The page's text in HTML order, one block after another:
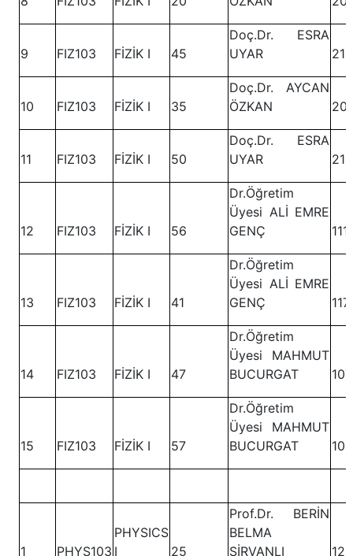
9 FIZ103 FİZİK I 45
Doç.Dr. ESRA
UYAR
212
10 FIZ103 FİZİK I 35
Doç.Dr. AYCAN
ÖZKAN
201
11 FIZ103 FİZİK I 50
Doç.Dr. ESRA
UYAR
212
12 FIZ103 FİZİK I 56
Dr.Öğretim
Üyesi ALİ EMRE
GENÇ
111
13 FIZ103 FİZİK I 41
Dr.Öğretim
Üyesi ALİ EMRE
GENÇ
117
14 FIZ103 FİZİK I 47
Dr.Öğretim
Üyesi MAHMUT
BUCURGAT
107
15 FIZ103 FİZİK I 57
Dr.Öğretim
Üyesi MAHMUT
BUCURGAT
109
1 PHYS103
PHYSICS
I
25
Prof.Dr. BERİN
BELMA
ŞİRVANLI
121